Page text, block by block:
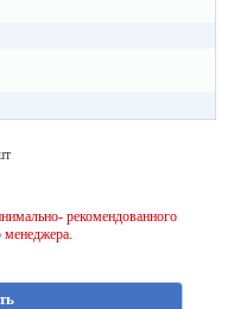
рекомендованного